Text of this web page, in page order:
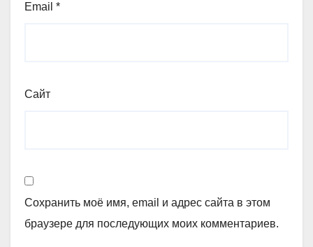
Email *
Сайт
Сохранить моё имя, email и адрес сайта в этом
браузере для последующих моих комментариев.